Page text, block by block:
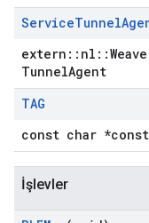
ServiceTunnel
TunnelAgent
TAG
const char *const
İşlevler